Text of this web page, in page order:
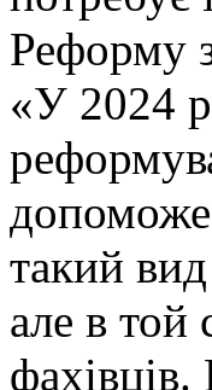
Реформу
«У 2024
допоможе
такий
але в той